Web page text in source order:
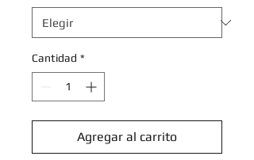
Cantidad *
Agregar al carrito